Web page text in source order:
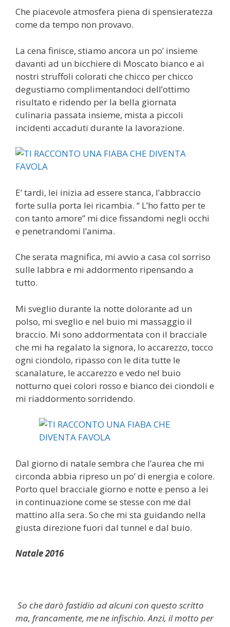
Che piacevole atmosfera piena di spensieratezza
come da tempo non provavo.
La cena finisce, stiamo ancora un po’ insieme
davanti ad un bicchiere di Moscato bianco e ai
nostri struffoli colorati che chicco per chicco
degustiamo complimentandoci dell’ottimo
risultato e ridendo per la bella giornata
culinaria passata insieme, mista a piccoli
incidenti accaduti durante la lavorazione.
E’ tardi, lei inizia ad essere stanca, l’abbraccio
forte sulla porta lei ricambia. “ L’ho fatto per te
con tanto amore” mi dice fissandomi negli occhi
e penetrandomi l’anima.
Che serata magnifica, mi avvio a casa col sorriso
sulle labbra e mi addormento ripensando a
tutto.
Mi sveglio durante la notte dolorante ad un
polso, mi sveglio e nel buio mi massaggio il
braccio. Mi sono addormentata con il bracciale
che mi ha regalato la signora, lo accarezzo, tocco
ogni ciondolo, ripasso con le dita tutte le
scanalature, le accarezzo e vedo nel buio
notturno quei colori rosso e bianco dei ciondoli e
mi riaddormento sorridendo.
Dal giorno di natale sembra che l’aurea che mi
circonda abbia ripreso un po’ di energia e colore.
Porto quel bracciale giorno e notte e penso a lei
in continuazione come se stesse con me dal
mattino alla sera. So che mi sta guidando nella
giusta direzione fuori dal tunnel e dal buio.
Natale 2016
So che darò fastidio ad alcuni con questo scritto
ma, francamente, me ne infischio. Anzi, il motto per